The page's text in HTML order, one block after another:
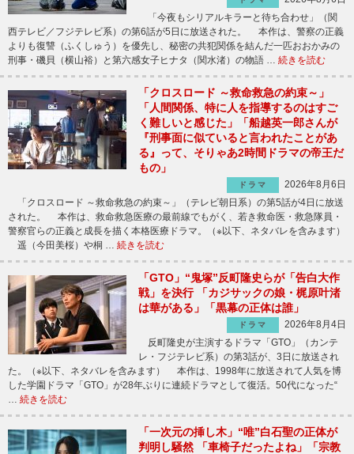
「今夜もシリアルキラーと待ち合わせ」（関
西テレビ／フジテレビ系）の第6話が5日に放送された。 本作は、警察の正義
よりも復讐（ふくしゅう）を優先し、秘密の共犯関係を結んだ一匹おおかみの
刑事・磯貝（横山裕）と第六感女子ヒナタ（関水渚）の物語 … 続きを読む
「クロスロード ～救命救急の約束～」
「人間関係、特に人を指導するのはすご
く難しいと感じた」「船越英一郎さんが
『刑事面に似ていると言われたことがあ
る』って、そりゃあ2時間ドラマの帝王だ
もの」
ドラマ
2026年8月6日
「クロスロード ～救命救急の約束～」（テレビ朝日系）の第5話が4日に放送
された。 本作は、救命救急医療の最前線でもがく、若き救命医・救急隊員・
警察官らの正義と成長を描く本格医療ドラマ。（※以下、ネタバレを含みます）
遥（今田美桜）や桐 … 続きを読む
「GTO」“鬼塚”反町隆史らが「告白大作
戦」を決行 「カジサックの娘・梶原叶渚
は華がある」「黒幕の正体は誰」
ドラマ
2026年8月4日
反町隆史が主演するドラマ「GTO」（カンテ
レ・フジテレビ系）の第3話が、3日に放送され
た。（※以下、ネタバレを含みます） 本作は、1998年に放送されて人気を博
した学園ドラマ「GTO」が28年ぶりに連続ドラマとして復活。50代になった“
続きを読む
「一次元の挿し木」“唯”白石聖の正体が
判明し騒然 「車椅子だったよね」「宗教